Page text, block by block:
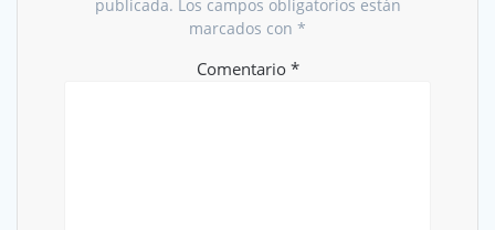
publicada. Los campos obligatorios están
marcados con *
Comentario *